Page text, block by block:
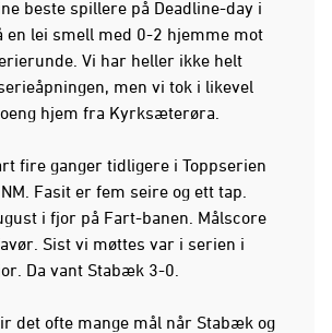
beste spillere på Deadline-day i
en lei smell med 0-2 hjemme mot
Vi har heller ikke helt
men vi tok i likevel
hjem fra Kyrksæterøra.
fire ganger tidligere i Toppserien
Fasit er fem seire og ett tap.
i fjor på Fart-banen. Målscore
Sist vi møttes var i serien i
Da vant Stabæk 3-0.
det ofte mange mål når Stabæk og